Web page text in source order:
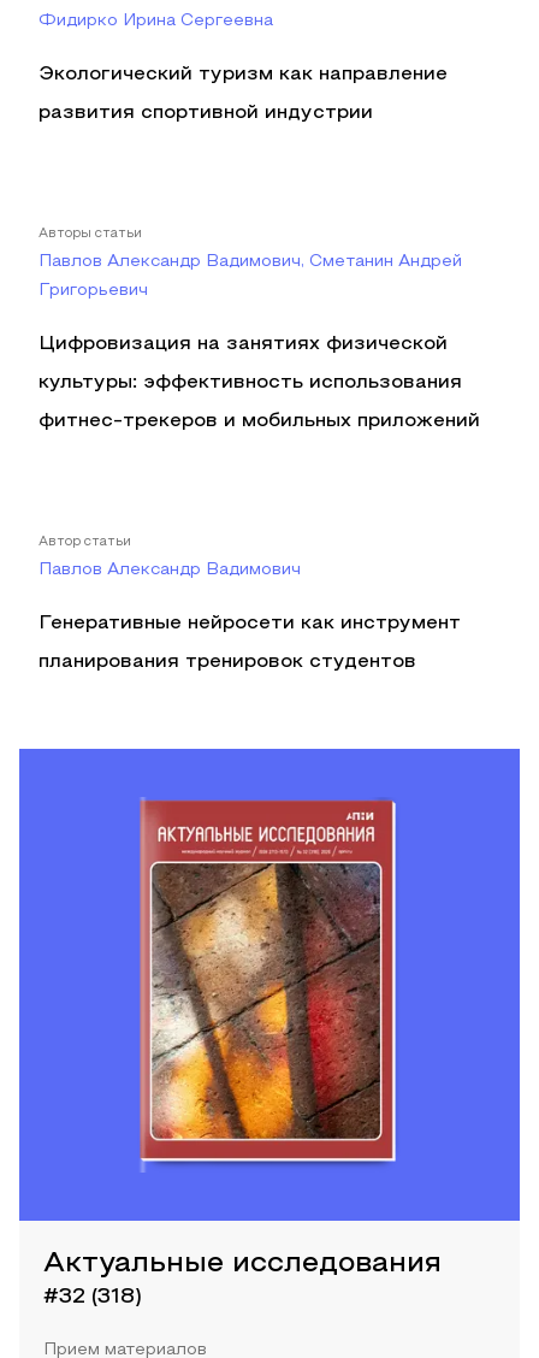
Фидирко Ирина Сергеевна
Экологический туризм как направление
развития спортивной индустрии
Авторы статьи
Павлов Александр Вадимович, Сметанин Андрей
Григорьевич
Цифровизация на занятиях физической
культуры: эффективность использования
фитнес-трекеров и мобильных приложений
Автор статьи
Павлов Александр Вадимович
Генеративные нейросети как инструмент
планирования тренировок студентов
Актуальные исследования
#32 (318)
Прием материалов